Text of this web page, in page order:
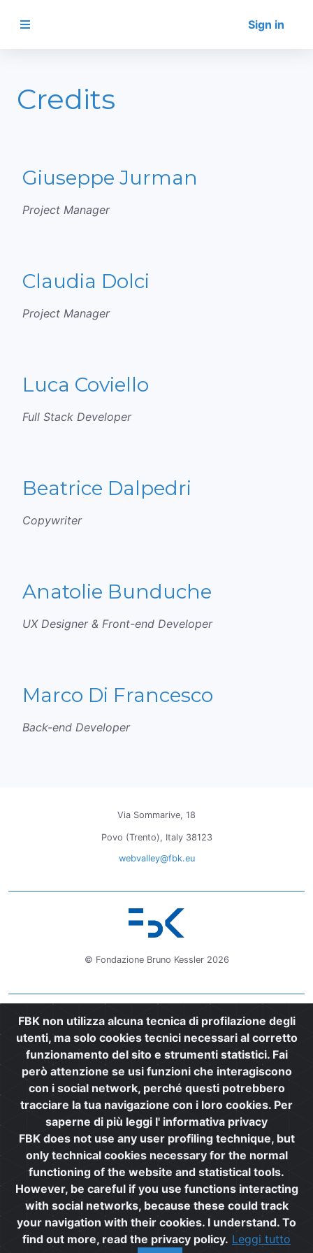
Sign in
Credits
Giuseppe Jurman
Project Manager
Claudia Dolci
Project Manager
Luca Coviello
Full Stack Developer
Beatrice Dalpedri
Copywriter
Anatolie Bunduche
UX Designer & Front-end Developer
Marco Di Francesco
Back-end Developer
Via Sommarive, 18
Povo (Trento), Italy 38123
webvalley@fbk.eu
© Fondazione Bruno Kessler 2026
Responsabile dei contenuti: Claudia Dolci (dolci@fbk.eu)
L’utilizzo di contenuti coperti da proprietà intellettuale è
effettuato nel rispetto di quanto garantito dagli art. 2, 21, 33,
della Costituzione e dell’art.70 della legge sul diritto d’autore.
The images in this website are open source material from
https://storyset.com/
IT4LIA AI FACTORY is funded by the Ministry of University and
Research and the National Cybersecurity Agency. The initiative
is co-funded by the European Commission through the
European High Performance Computing Joint Undertaking
under Grant Agreement No. 101234224. Additional
contributions come from Austria, Slovenia, as well as from
Cineca, the Emilia-Romagna Region, the Italian National Institute
for Nuclear Physics, the Italian Institute of Artificial Intelligence
for Industry, Fondazione Bruno Kessler, and the ItaliaMeteo
Agency.
FBK non utilizza alcuna tecnica di profilazione degli
utenti, ma solo cookies tecnici necessari al corretto
funzionamento del sito e strumenti statistici. Fai
però attenzione se usi funzioni che interagiscono
con i social network, perché questi potrebbero
tracciare la tua navigazione con i loro cookies. Per
saperne di più leggi l' informativa privacy
FBK does not use any user profiling technique, but
only technical cookies necessary for the normal
functioning of the website and statistical tools.
However, be careful if you use functions interacting
with social networks, because these could track
your navigation with their cookies. I understand. To
find out more, read the privacy policy. Leggi tutto